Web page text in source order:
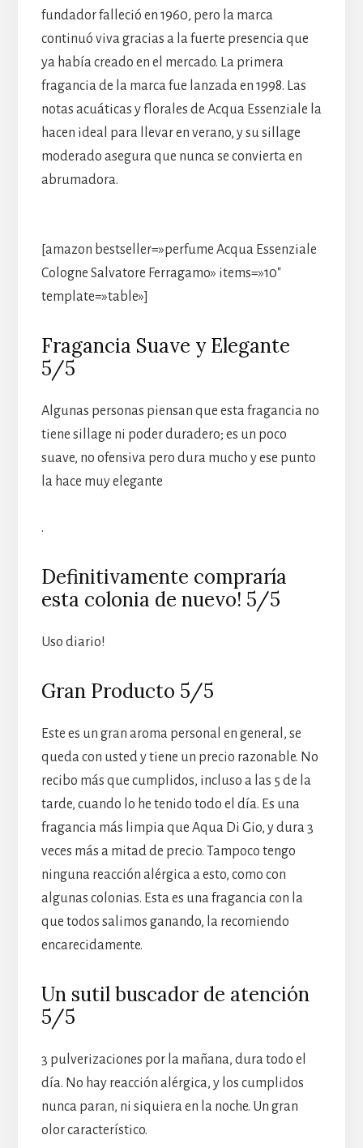
fundador falleció en 1960, pero la marca
continuó viva gracias a la fuerte presencia que
ya había creado en el mercado. La primera
fragancia de la marca fue lanzada en 1998. Las
notas acuáticas y florales de Acqua Essenziale la
hacen ideal para llevar en verano, y su sillage
moderado asegura que nunca se convierta en
abrumadora.
[amazon bestseller=»perfume Acqua Essenziale
Cologne Salvatore Ferragamo» items=»10″
template=»table»]
Fragancia Suave y Elegante
5/5
Algunas personas piensan que esta fragancia no
tiene sillage ni poder duradero; es un poco
suave, no ofensiva pero dura mucho y ese punto
la hace muy elegante
.
Definitivamente compraría
esta colonia de nuevo! 5/5
Uso diario!
Gran Producto 5/5
Este es un gran aroma personal en general, se
queda con usted y tiene un precio razonable. No
recibo más que cumplidos, incluso a las 5 de la
tarde, cuando lo he tenido todo el día. Es una
fragancia más limpia que Aqua Di Gio, y dura 3
veces más a mitad de precio. Tampoco tengo
ninguna reacción alérgica a esto, como con
algunas colonias. Esta es una fragancia con la
que todos salimos ganando, la recomiendo
encarecidamente.
Un sutil buscador de atención
5/5
3 pulverizaciones por la mañana, dura todo el
día. No hay reacción alérgica, y los cumplidos
nunca paran, ni siquiera en la noche. Un gran
olor característico.